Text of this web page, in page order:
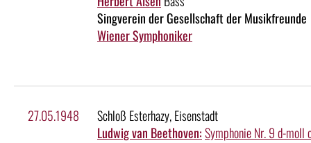
Singverein der Gesellschaft der Musikfreunde
Wiener Symphoniker
27.05.1948
Schloß Esterhazy, Eisenstadt
Ludwig van Beethoven:Symphonie Nr. 9 d-moll